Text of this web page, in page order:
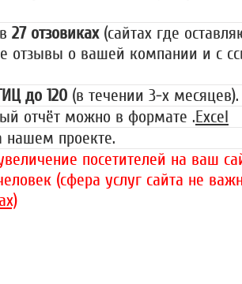
27 отзовиках(сайтах где
отзывы о вашей компании и с
до 120 (в течении 3-х месяцев).
отчёт можно в формате .Excel
нашем проекте.
посетителей на ваш
(сфера услуг сайта не